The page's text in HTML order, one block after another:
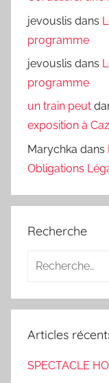
jevouslis dans
programme
jevouslis dans
programme
un train peut
exposition à
Marychka dans
Obligations
Recherche
Recherche
:
Articles
SPECTACLE